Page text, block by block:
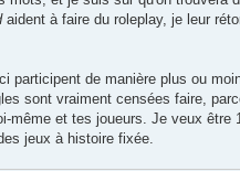
aident à faire du roleplay, je leur
participent de manière plus ou
sont vraiment censées faire,
et tes joueurs. Je veux être
jeux à histoire fixée.